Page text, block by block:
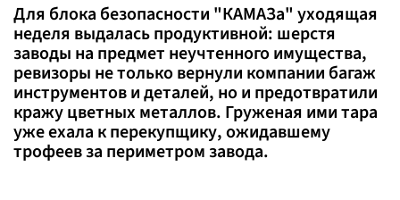
Для блока безопасности "КАМАЗа" уходящая
неделя выдалась продуктивной: шерстя
заводы на предмет неучтенного имущества,
ревизоры не только вернули компании багаж
инструментов и деталей, но и предотвратили
кражу цветных металлов. Груженая ими тара
уже ехала к перекупщику, ожидавшему
трофеев за периметром завода.